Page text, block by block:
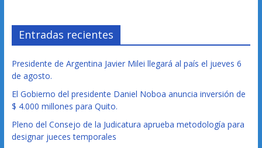
Entradas recientes
Presidente de Argentina Javier Milei llegará al país el jueves 6
de agosto.
El Gobierno del presidente Daniel Noboa anuncia inversión de
$ 4.000 millones para Quito.
Pleno del Consejo de la Judicatura aprueba metodología para
designar jueces temporales